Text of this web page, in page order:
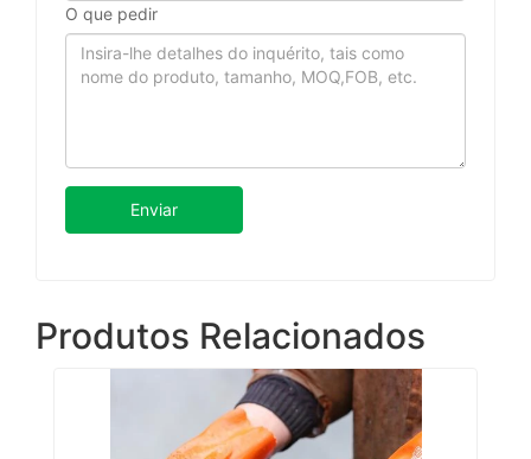
O que pedir
Enviar
Produtos Relacionados